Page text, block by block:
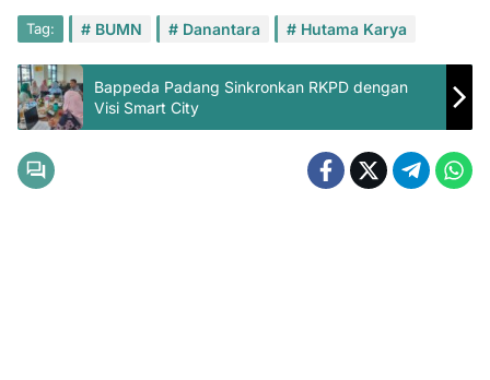
Tag: BUMN Danantara Hutama Karya
Bappeda Padang Sinkronkan RKPD dengan
Visi Smart City